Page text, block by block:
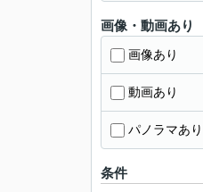
画像・動画あり
画像あり
動画あり
パノラマあり
条件